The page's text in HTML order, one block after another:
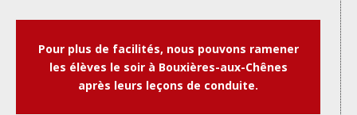
Pour plus de facilités, nous pouvons ramener
les élèves le soir à Bouxières-aux-Chênes
après leurs leçons de conduite.